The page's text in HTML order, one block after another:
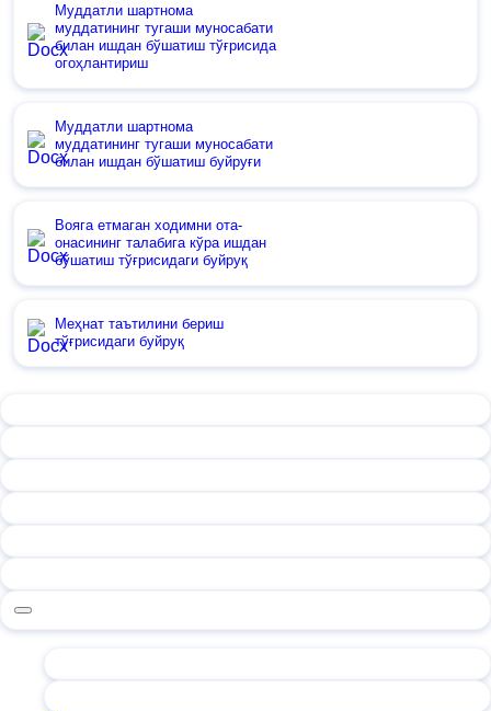
Муддатли шартнома
муддатининг тугаши муносабати
билан ишдан бўшатиш тўғрисида
огоҳлантириш
Муддатли шартнома
муддатининг тугаши муносабати
билан ишдан бўшатиш буйруғи
Вояга етмаган ходимни ота-
онасининг талабига кўра ишдан
бўшатиш тўғрисидаги буйруқ
Меҳнат таътилини бериш
тўғрисидаги буйруқ